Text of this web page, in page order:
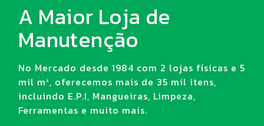
A Maior Loja de
Manutenção
No Mercado desde 1984 com 2 lojas físicas e 5
mil m², oferecemos mais de 35 mil itens,
incluindo E.P.I, Mangueiras, Limpeza,
Ferramentas e muito mais.